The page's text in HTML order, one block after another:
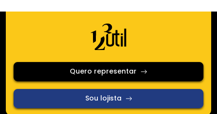
Quero representar
Sou lojista